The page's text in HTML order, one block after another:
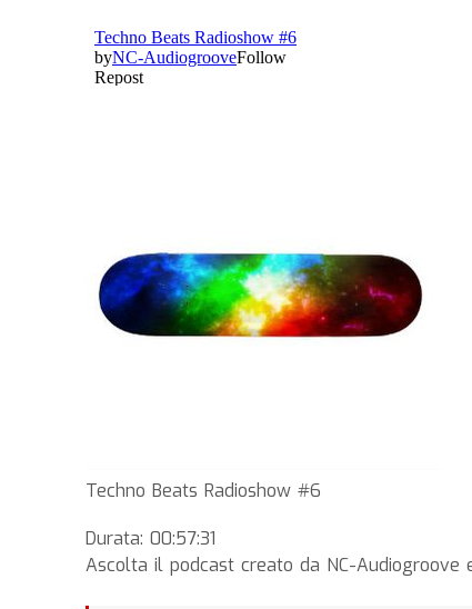
Techno Beats Radioshow #6
Durata: 00:57:31
Ascolta il podcast creato da NC-